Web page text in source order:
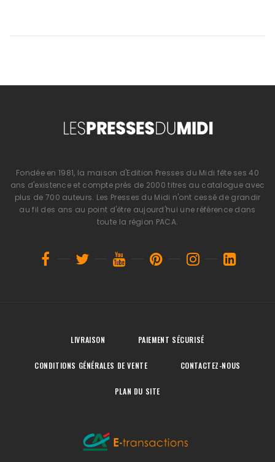
Fondée en 1981, la maison d'Edition Presses du Midi fête ses 40
ans d'existence et compte près de 2000 titres au catalogue avec
plus de 700 auteurs. Les Presses du Midi n'ont cessé de grandir
au fil des ans au point d'être aujourd'hui une référence dans
toute la région PACA.
LIVRAISON PAIEMENT SÉCURISÉ
CONDITIONS GÉNÉRALES DE VENTE CONTACTEZ-NOUS
PLAN DU SITE